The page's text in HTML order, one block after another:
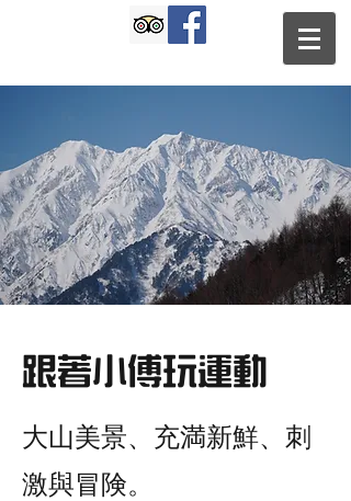
跟著小傅玩運動
大山美景、充満新鮮、刺
激與冒険。